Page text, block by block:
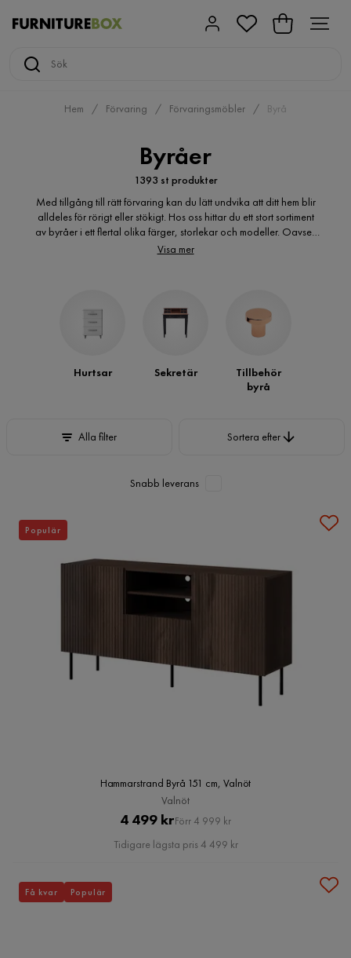
Hem Förvaring Förvaringsmöbler Byrå
Byråer
1393 st produkter
Med tillgång till rätt förvaring kan du lätt undvika att ditt hem blir
alldeles för rörigt eller stökigt. Hos oss hittar du ett stort sortiment
av byråer i ett flertal olika färger, storlekar och modeller. Oavsett
om du behöver förvaring för viktiga papper, kläder eller
och stora hem.
Visa mer
Hurtsar Sekretär
Tillbehör
byrå
Alla filter Sortera efter
Snabb leverans
Hammarstrand Byrå 151 cm, Valnöt
Valnöt
Pris
4 499 krOriginal
Pris
Förr 4 999 kr
Tidigare lägsta pris 4 499 kr
Populär
Få kvar Populär